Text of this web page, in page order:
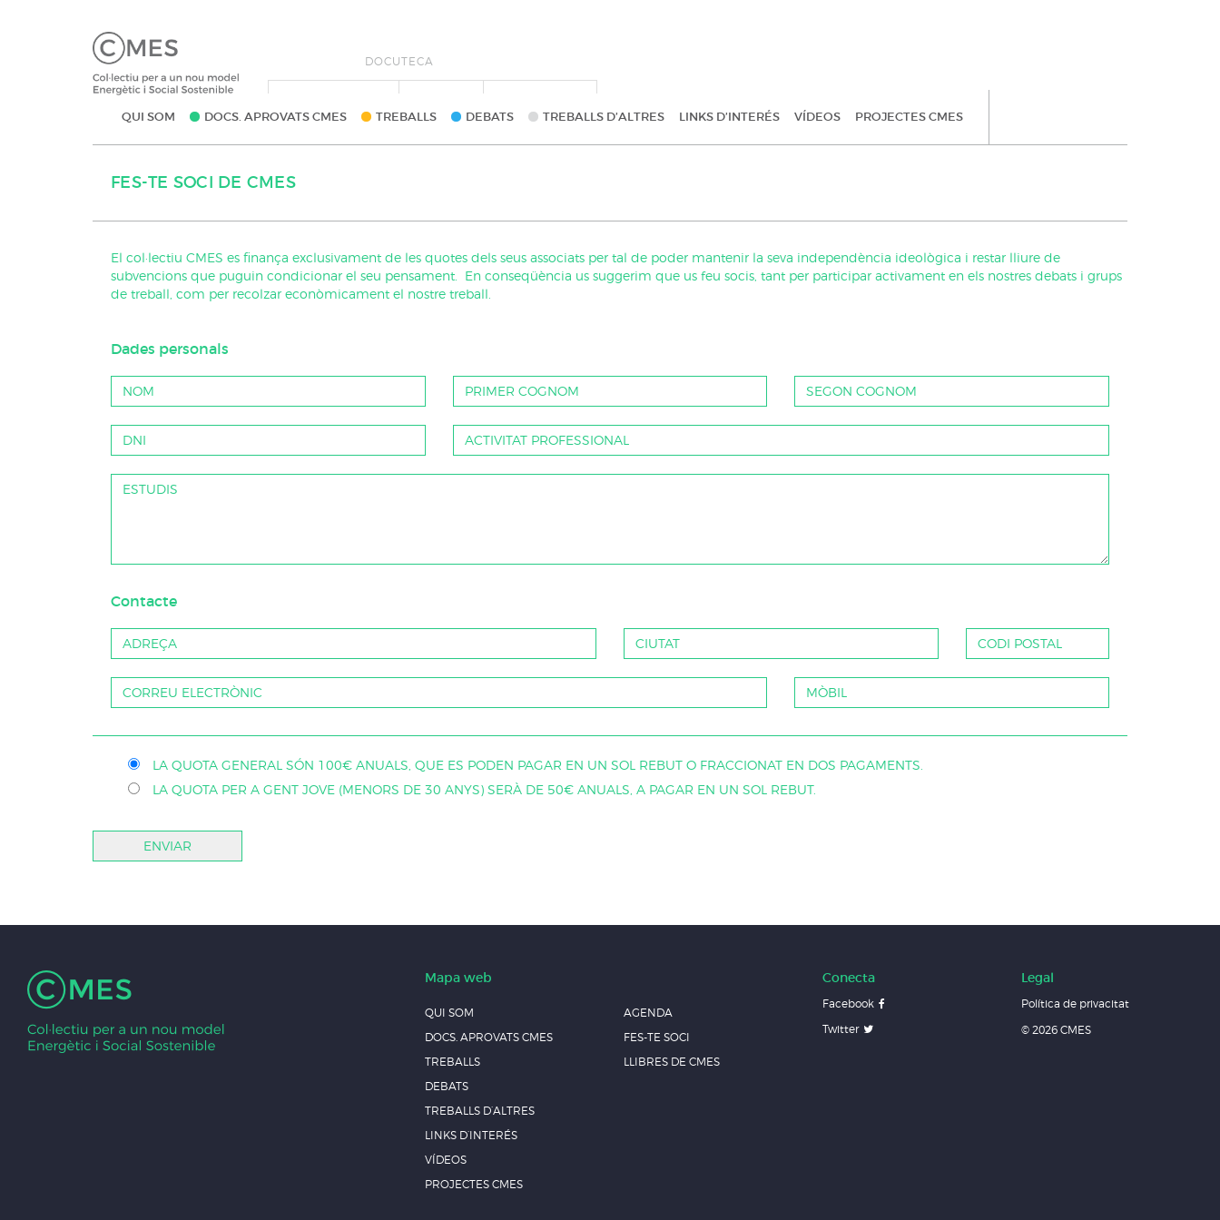
QUI SOM DOCS. APROVATS CMES TREBALLS DEBATS TREBALLS D’ALTRES LINKS D’INTERÉS VÍDEOS PROJECTES CMES
FES-TE SOCI DE CMES
El col·lectiu CMES es finança exclusivament de les quotes dels seus associats per tal de poder mantenir la seva independència ideològica i restar lliure de
subvencions que puguin condicionar el seu pensament. En conseqüència us suggerim que us feu socis, tant per participar activament en els nostres debats i grups
de treball, com per recolzar econòmicament el nostre treball.
Dades personals
Contacte
LA QUOTA GENERAL SÓN 100€ ANUALS, QUE ES PODEN PAGAR EN UN SOL REBUT O FRACCIONAT EN DOS PAGAMENTS.
LA QUOTA PER A GENT JOVE (MENORS DE 30 ANYS) SERÀ DE 50€ ANUALS, A PAGAR EN UN SOL REBUT.
Mapa web
QUI SOM
DOCS. APROVATS CMES
TREBALLS
DEBATS
TREBALLS D’ALTRES
LINKS D’INTERÉS
VÍDEOS
PROJECTES CMES
AGENDA
FES-TE SOCI
LLIBRES DE CMES
Conecta
Facebook
Twitter
Legal
Política de privacitat
© 2026 CMES